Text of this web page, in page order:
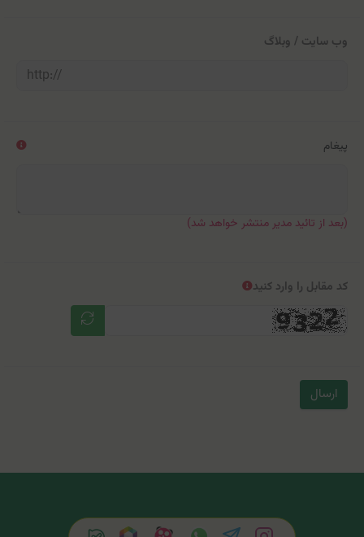
وب سایت / وبلاگ
پیغام
(بعد از تائید مدیر منتشر خواهد شد)
کد مقابل را وارد کنید
ارسال